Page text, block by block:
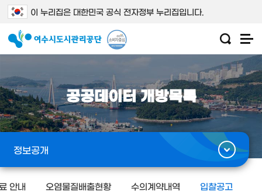
이 누리집은 대한민국 공식 전자정부 누리집입니다.
공공데이터 개방목록
정보공개
안내 오염물질배출현황 수의계약내역 입찰공고